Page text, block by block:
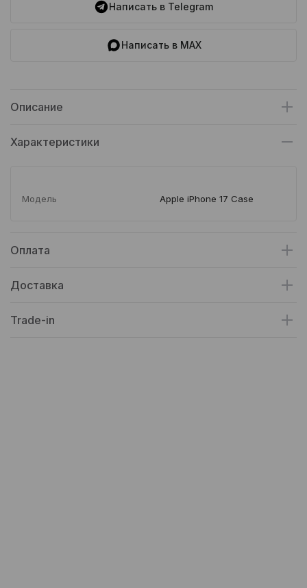
Написать в Telegram
Написать в MAX
Описание
Характеристики
Модель Apple iPhone 17 Case
Оплата
Доставка
Trade-in